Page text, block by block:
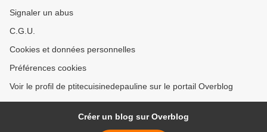
Signaler un abus
C.G.U.
Cookies et données personnelles
Préférences cookies
Voir le profil de ptitecuisinedepauline sur le portail Overblog
Créer un blog sur Overblog